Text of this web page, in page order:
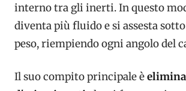
interno tra gli inerti. In questo
diventa più fluido e si assesta
peso, riempiendo ogni angolo del
Il suo compito principale è